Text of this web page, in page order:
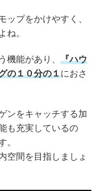
ップをかけやすく、
ね。
機能があり、 『ハウ
の１０分の１におさ
ンをキャッチする加
も充実しているの
。
空間を目指しましょ